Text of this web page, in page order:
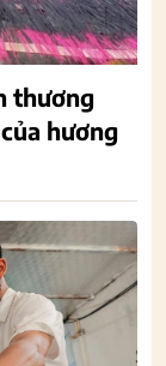
thương
hương